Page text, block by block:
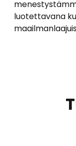
luotettavana